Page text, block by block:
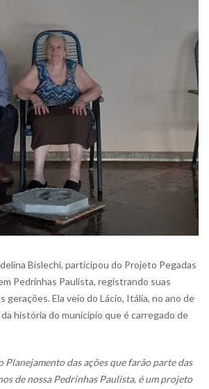
Bislechi, participou do Projeto Pegadas
Pedrinhas Paulista, registrando suas
gerações. Ela veio do Lácio, Itália, no ano de
história do município que é carregado de
Planejamento das ações que farão parte das
de nossa Pedrinhas Paulista, é um projeto